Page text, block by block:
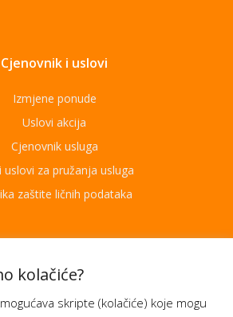
Cjenovnik i uslovi
Izmjene ponude
Uslovi akcija
Cjenovnik usluga
uslovi za pružanja usluga
zaštite ličnih podataka
Aplikacije
BH Telecom
kolačiće?
skripte (kolačiće) koje mogu